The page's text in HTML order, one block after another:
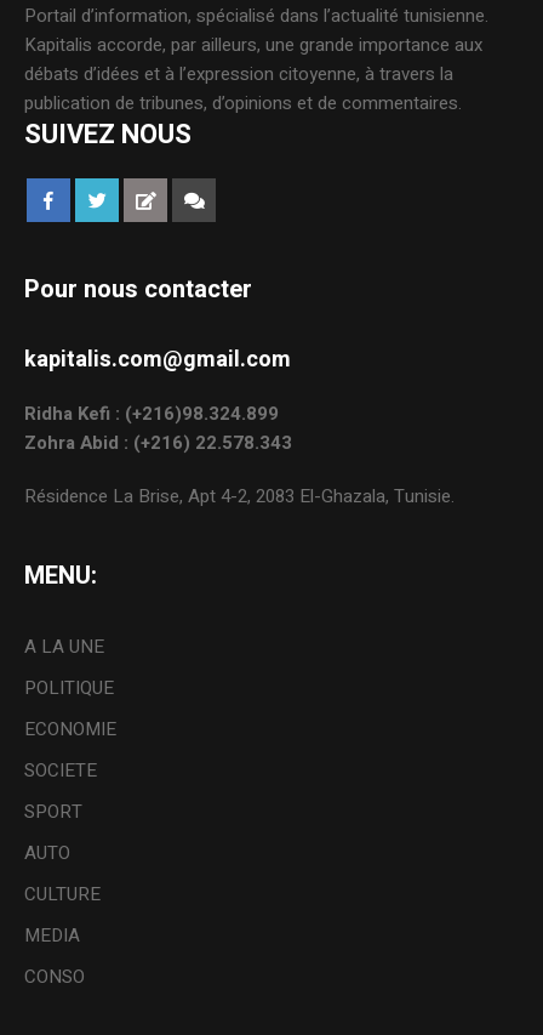
Portail d’information, spécialisé dans l’actualité tunisienne.
Kapitalis accorde, par ailleurs, une grande importance aux
débats d’idées et à l’expression citoyenne, à travers la
publication de tribunes, d’opinions et de commentaires.
SUIVEZ NOUS
Pour nous contacter
kapitalis.com@gmail.com
Ridha Kefi : (+216)98.324.899
Zohra Abid : (+216) 22.578.343
Résidence La Brise, Apt 4-2, 2083 El-Ghazala, Tunisie.
MENU:
A LA UNE
POLITIQUE
ECONOMIE
SOCIETE
SPORT
AUTO
CULTURE
MEDIA
CONSO